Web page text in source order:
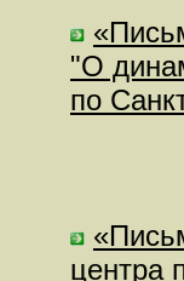
"О
по
центра